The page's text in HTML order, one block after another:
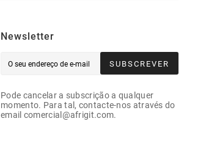
Newsletter
SUBSCREVER
Pode cancelar a subscrição a qualquer
momento. Para tal, contacte-nos através do
email comercial@afrigit.com.